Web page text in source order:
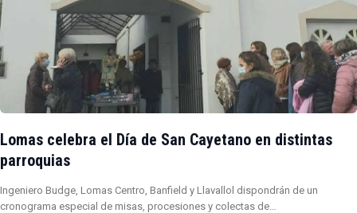
Lomas celebra el Día de San Cayetano en distintas
parroquias
Ingeniero Budge, Lomas Centro, Banfield y Llavallol dispondrán de un
cronograma especial de misas, procesiones y colectas de…